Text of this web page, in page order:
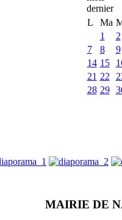
L
Ma
1
2
7
8 9
14 15
21 22
28 29
MAIRIE DE